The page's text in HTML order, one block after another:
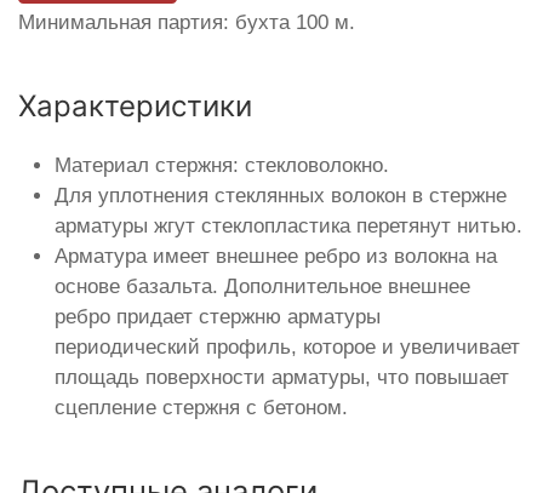
Минимальная партия: бухта 100 м.
Характеристики
Материал стержня: стекловолокно.
Для уплотнения стеклянных волокон в стержне
арматуры жгут стеклопластика перетянут нитью.
Арматура имеет внешнее ребро из волокна на
основе базальта. Дополнительное внешнее
ребро придает стержню арматуры
периодический профиль, которое и увеличивает
площадь поверхности арматуры, что повышает
сцепление стержня с бетоном.